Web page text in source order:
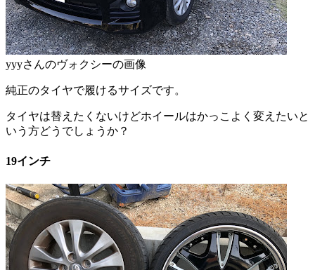
yyyさんのヴォクシーの画像
純正のタイヤで履けるサイズです。
タイヤは替えたくないけどホイールはかっこよく変えたいと
いう方どうでしょうか？
19インチ